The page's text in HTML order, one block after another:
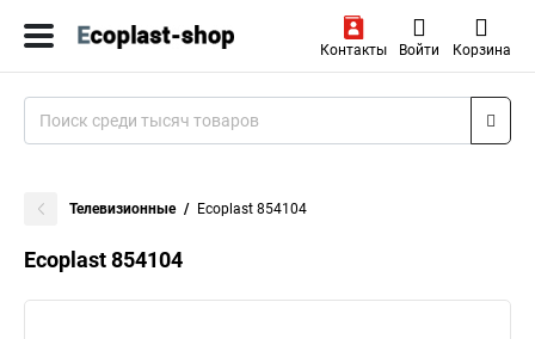
Контакты Войти Корзина
Телевизионные Ecoplast 854104
Ecoplast 854104